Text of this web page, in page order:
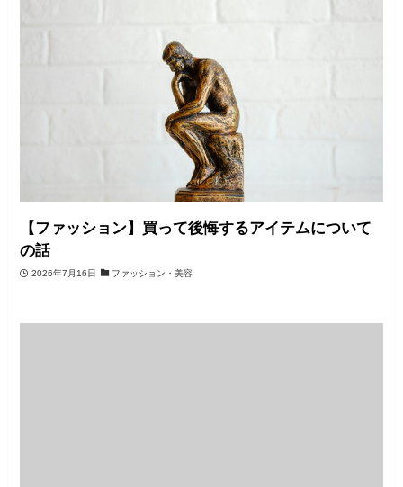
【ファッション】買って後悔するアイテムについて
の話
2026年7月16日 ファッション・美容